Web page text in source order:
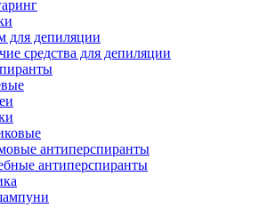
для депиляции
средства для депиляции
антиперспиранты
антиперспиранты